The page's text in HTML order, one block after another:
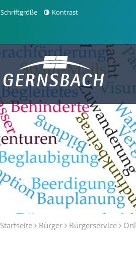
Schriftgröße Kontrast
Startseite Bürger Bürgerservice